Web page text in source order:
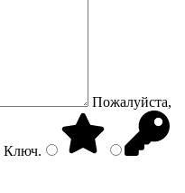
Пожалуйста,
Ключ.